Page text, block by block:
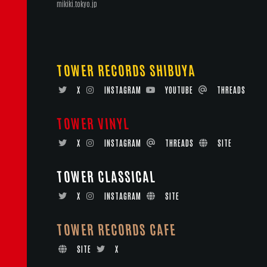
mikiki.tokyo.jp
TOWER RECORDS SHIBUYA
X INSTAGRAM YOUTUBE THREADS
TOWER VINYL
X INSTAGRAM THREADS SITE
TOWER CLASSICAL
X INSTAGRAM SITE
TOWER RECORDS CAFE
SITE X